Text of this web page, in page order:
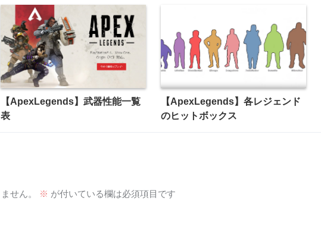
【ApexLegends】武器性能一覧
表
【ApexLegends】各レジェンド
のヒットボックス
せん。 ※ が付いている欄は必須項目です